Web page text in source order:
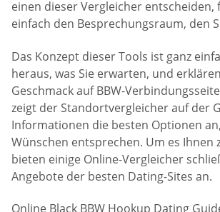
einen dieser Vergleicher entscheiden,
einfach den Besprechungsraum, den
Das Konzept dieser Tools ist ganz
heraus, was Sie erwarten, und
Geschmack auf BBW-
zeigt der Standortvergleicher auf der
Informationen die besten Optionen
Wünschen entsprechen. Um es Ihnen
bieten einige Online-Vergleicher
Angebote der besten Dating-Sites an.
Online Black BBW Hookup Dating